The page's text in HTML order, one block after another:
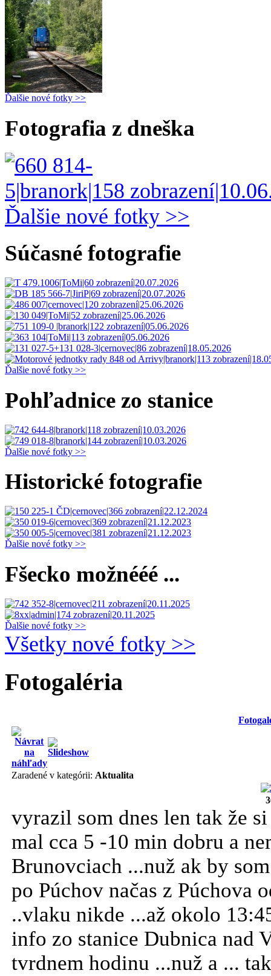
Ďalšie nové fotky >>
Fotografia z dneška
Ďalšie nové fotky >>
Súčasné fotografie
Ďalšie nové fotky >>
Pohľadnice zo stanice
Ďalšie nové fotky >>
Historické fotografie
Ďalšie nové fotky >>
Fšecko možnééé ...
Ďalšie nové fotky >>
Všetky nové fotky >>
Fotogaléria
Zaradené v kategórii: Aktualita
vyrazil som dnes len tak že
mal cca 5 -10 min dobru a
Brunovciach ...nuž ak by
po Púchov načas z Púchova
..vlaku nikde ...až okolo
info zo stanice Dubnica nad
tvrdnem hodinu ...nuž a ...